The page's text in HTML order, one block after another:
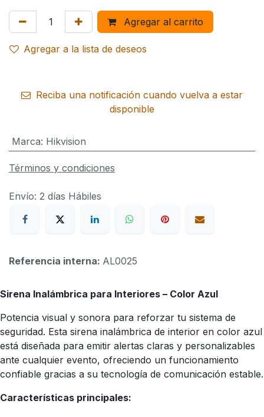
Agregar al carrito
Agregar a la lista de deseos
Reciba una notificación cuando vuelva a estar
disponible
Marca: Hikvision
Términos y condiciones
Envío: 2 días Hábiles
Referencia interna: AL0025
Sirena Inalámbrica para Interiores – Color Azul
Potencia visual y sonora para reforzar tu sistema de
seguridad. Esta sirena inalámbrica de interior en color azul
está diseñada para emitir alertas claras y personalizables
ante cualquier evento, ofreciendo un funcionamiento
confiable gracias a su tecnología de comunicación estable.
Características principales: